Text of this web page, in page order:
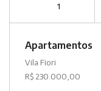
1
Apartamentos
Vila Fiori
R$ 230.000,00